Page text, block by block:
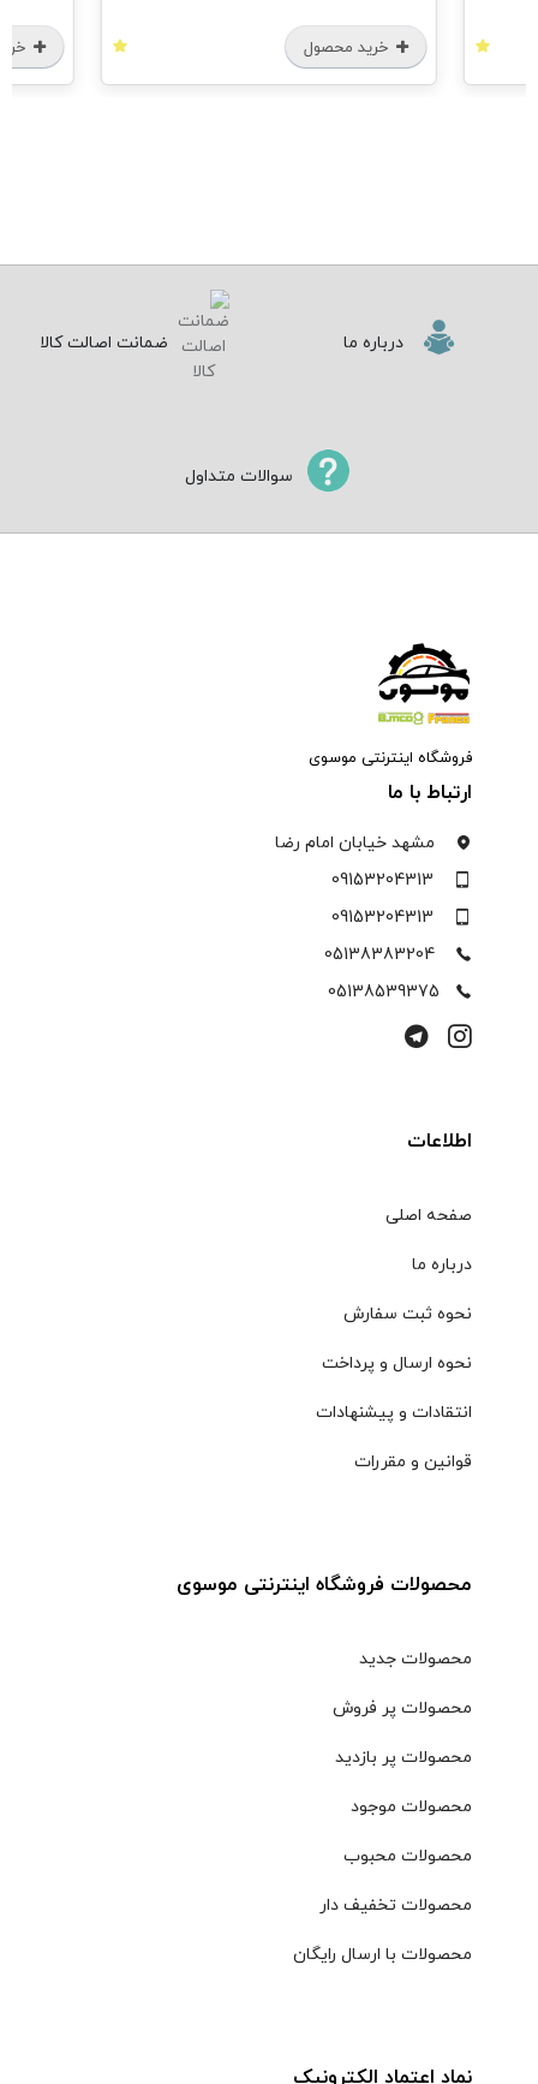
خرید محصول
درباره ما ضمانت اصالت کالا
سوالات متداول
فروشگاه اینترنتی موسوی
ارتباط با ما
مشهد خیابان امام رضا
09153204313
09153204313
05138383204
05138539375
اطلاعات
صفحه اصلی
درباره ما
نحوه ثبت سفارش
نحوه ارسال و پرداخت
انتقادات و پیشنهادات
قوانین و مقررات
محصولات فروشگاه اینترنتی موسوی
محصولات جدید
محصولات پر فروش
محصولات پر بازدید
محصولات موجود
محصولات محبوب
محصولات تخفیف دار
محصولات با ارسال رایگان
نماد اعتماد الکترونیک